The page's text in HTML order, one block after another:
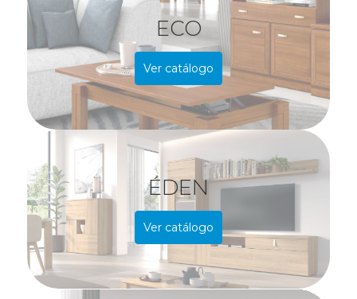
ECO
Ver catálogo
ÉDEN
Ver catálogo